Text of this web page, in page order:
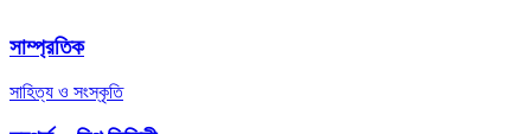
সাম্প্রতিক
সাহিত্য ও সংস্কৃতি